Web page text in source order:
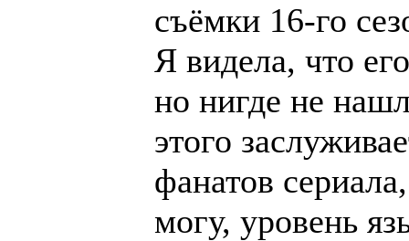
съёмки 16-го
Я видела, что
но нигде не
этого
фанатов
могу, уровень